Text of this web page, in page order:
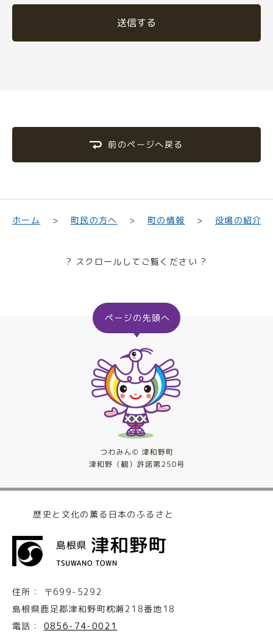
送信する
前のページへ戻る
ホーム 町民の方へ 町の情報 役場の紹介
? スクロールしてご覧ください ?
歴史と文化の薫る日本のふるさと
住所：
〒699-5292
島根県鹿足郡津和野町枕瀬218番地18
電話：
0856-74-0021